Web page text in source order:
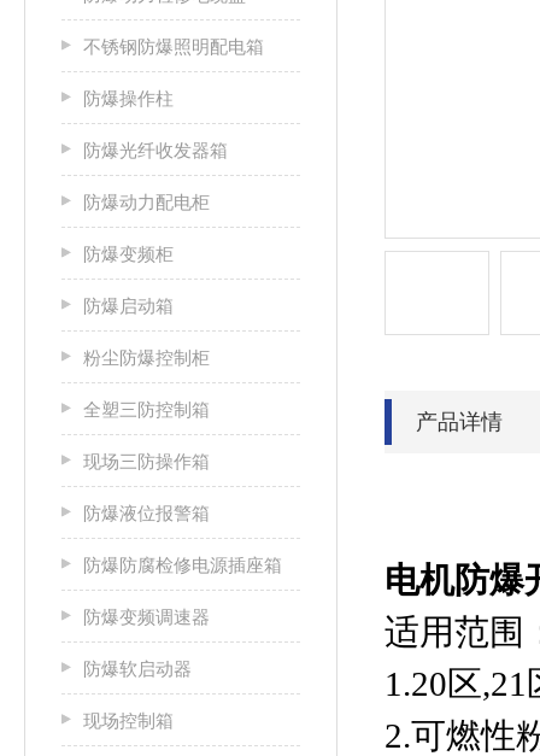
不锈钢防爆照明配电箱
防爆操作柱
防爆光纤收发器箱
防爆动力配电柜
防爆变频柜
防爆启动箱
粉尘防爆控制柜
全塑三防控制箱
现场三防操作箱
防爆液位报警箱
防爆防腐检修电源插座箱
防爆变频调速器
防爆软启动器
现场控制箱
产品详情
电机防爆
适用范围
1.20区
2.可燃性